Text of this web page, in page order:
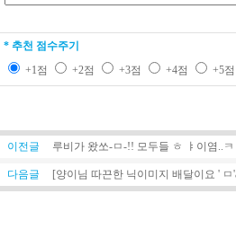
* 추천 점수주기
+1점
+2점 +3점 +4점 +5
이전글 루비가 왔쏘-ㅁ-!! 모두들 ㅎ ㅑ이염..ㅋ
다음글 [양이님 따끈한 닉이미지 배달이요 ' ㅁ